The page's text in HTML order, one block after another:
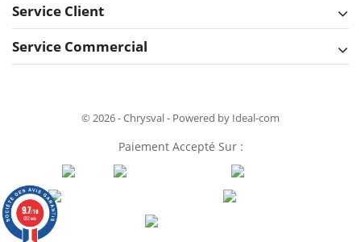
Service Client
Service Commercial
© 2026 - Chrysval - Powered by Ideal-com
Paiement Accepté Sur :
9.7/10
632 avis